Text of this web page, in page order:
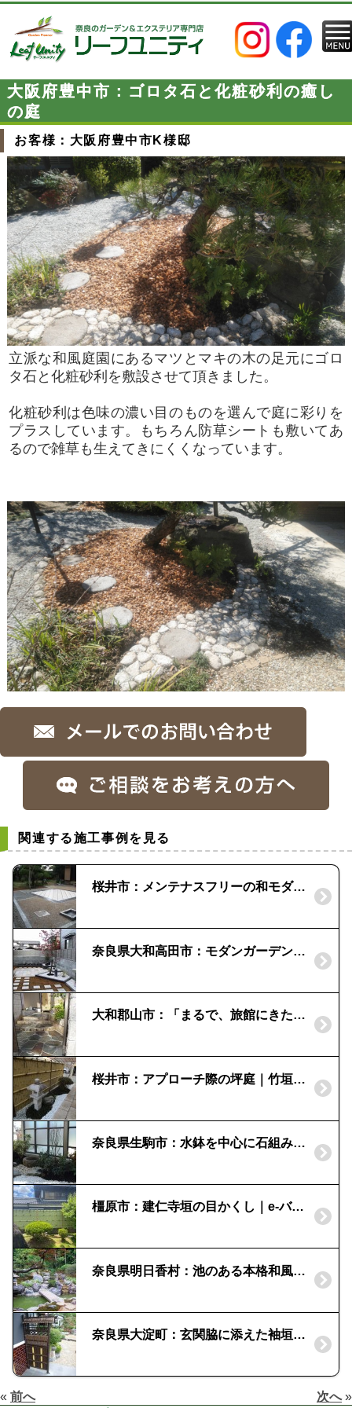
大阪府豊中市：ゴロタ石と化粧砂利の癒し
の庭
お客様：大阪府豊中市K様邸
立派な和風庭園にあるマツとマキの木の足元にゴロ
タ石と化粧砂利を敷設させて頂きました。
化粧砂利は色味の濃い目のものを選んで庭に彩りを
プラスしています。もちろん防草シートも敷いてあ
るので雑草も生えてきにくくなっています。
関連する施工事例を見る
桜井市：メンテナスフリーの和モダンテイストの庭
奈良県大和高田市：モダンガーデンの佇まい｜ステンレス製 立水栓とグレイズボール
大和郡山市：「まるで、旅館にきたみたい」|自然石で作る庭
桜井市：アプローチ際の坪庭｜竹垣と織部灯篭
奈良県生駒市：水鉢を中心に石組みと植栽｜小さなスペースにも和の空間を
橿原市：建仁寺垣の目かくし｜e-バンブーユニット
奈良県明日香村：池のある本格和風庭園｜古民家の庭リフォーム
奈良県大淀町：玄関脇に添えた袖垣|虎竹合成黒穂屋根付垣「タカショー」
« 前へ 次へ»